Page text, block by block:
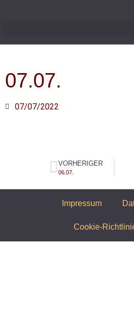
07.07.
07/07/2022
VORHERIGER
06.07.
Impressum
Cookie-